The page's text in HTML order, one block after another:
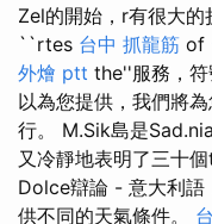
Zel的開始，r有很大的
``rtes 台中 抓龍筋 of
外燴 ptt the''服務，符
以為您提供，我們將
行。 M.Sik島是
又冷靜地表明了三十
Dolce辯論 - 意大利語
供不同的天氣條件。